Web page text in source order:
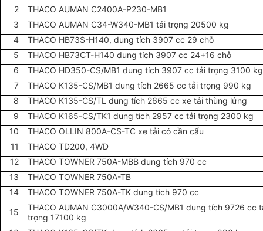
2
THACO AUMAN C2400A-P230-MB1
3
THACO AUMAN C34-W340-MB1 tải trọng 20500 kg
4
THACO HB73S-H140, dung tích 3907 cc 29 chỗ
5
THACO HB73CT-H140 dung tích 3907 cc 24+16 chỗ
6
THACO HD350-CS/MB1 dung tích 3907 cc tải trọng 3100 kg
7
THACO K135-CS/MB1 dung tích 2665 cc tải trọng 990 kg
8
THACO K135-CS/TL dung tích 2665 cc xe tải thùng lửng
9
THACO K165-CS/TK1 dung tích 2957 cc tải trọng 2300 kg
10
THACO OLLIN 800A-CS-TC xe tải có cần cẩu
11
THACO TD200, 4WD
12
THACO TOWNER 750A-MBB dung tích 970 cc
13
THACO TOWNER 750A-TB
14
THACO TOWNER 750A-TK dung tích 970 cc
15
THACO AUMAN C3000A/W340-CS/MB1 dung tích 9726 cc
trọng 17100 kg